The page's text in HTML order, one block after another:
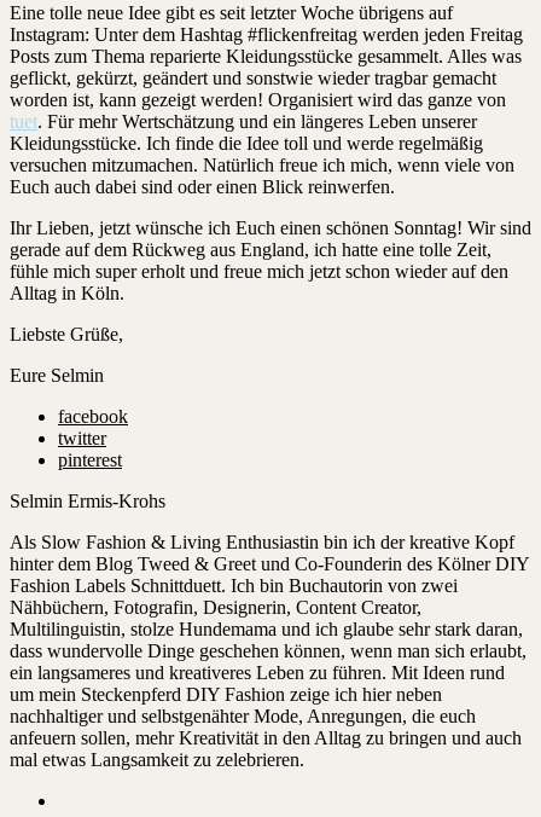
Eine tolle neue Idee gibt es seit letzter Woche übrigens auf
Instagram: Unter dem Hashtag #flickenfreitag werden jeden Freitag
Posts zum Thema reparierte Kleidungsstücke gesammelt. Alles was
geflickt, gekürzt, geändert und sonstwie wieder tragbar gemacht
worden ist, kann gezeigt werden! Organisiert wird das ganze von
tuet. Für mehr Wertschätzung und ein längeres Leben unserer
Kleidungsstücke. Ich finde die Idee toll und werde regelmäßig
versuchen mitzumachen. Natürlich freue ich mich, wenn viele von
Euch auch dabei sind oder einen Blick reinwerfen.
Ihr Lieben, jetzt wünsche ich Euch einen schönen Sonntag! Wir sind
gerade auf dem Rückweg aus England, ich hatte eine tolle Zeit,
fühle mich super erholt und freue mich jetzt schon wieder auf den
Alltag in Köln.
Liebste Grüße,
Eure Selmin
facebook
twitter
pinterest
Selmin Ermis-Krohs
Als Slow Fashion & Living Enthusiastin bin ich der kreative Kopf
hinter dem Blog Tweed & Greet und Co-Founderin des Kölner DIY
Fashion Labels Schnittduett. Ich bin Buchautorin von zwei
Nähbüchern, Fotografin, Designerin, Content Creator,
Multilinguistin, stolze Hundemama und ich glaube sehr stark daran,
dass wundervolle Dinge geschehen können, wenn man sich erlaubt,
ein langsameres und kreativeres Leben zu führen. Mit Ideen rund
um mein Steckenpferd DIY Fashion zeige ich hier neben
nachhaltiger und selbstgenähter Mode, Anregungen, die euch
anfeuern sollen, mehr Kreativität in den Alltag zu bringen und auch
mal etwas Langsamkeit zu zelebrieren.